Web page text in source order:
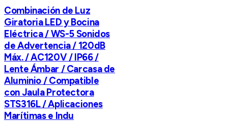
Combinación de Luz
Giratoria LED y Bocina
Eléctrica / WS-5 Sonidos
de Advertencia / 120dB
Máx. / AC120V / IP66 /
Lente Ámbar / Carcasa de
Aluminio / Compatible
con Jaula Protectora
STS316L / Aplicaciones
Marítimas e Indu